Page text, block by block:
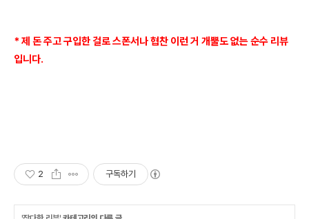
* 제 돈 주고 구입한 걸로 스폰서나 협찬 이런 거 개뿔도 없는 순수 리뷰
입니다.
2 구독하기